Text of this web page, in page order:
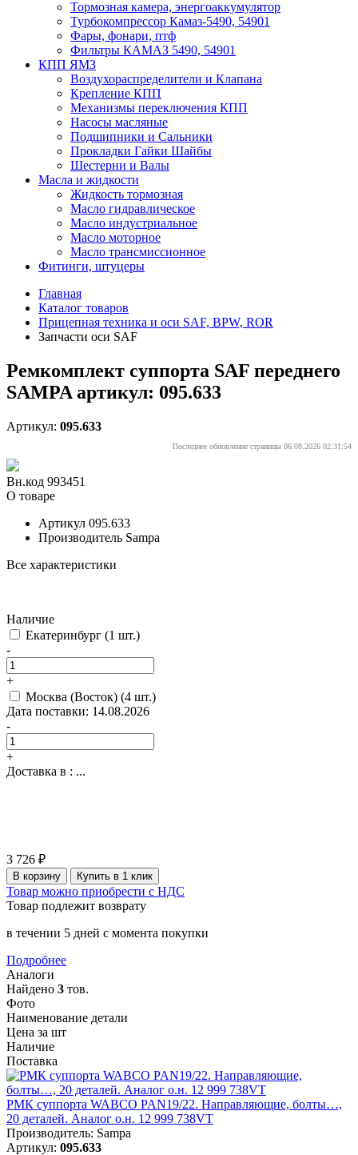
Тормозная камера, энергоаккумулятор
Турбокомпрессор Камаз-5490, 54901
Фары, фонари, птф
Фильтры КАМАЗ 5490, 54901
КПП ЯМЗ
Воздухораспределители и Клапана
Крепление КПП
Механизмы переключения КПП
Насосы масляные
Подшипники и Сальники
Прокладки Гайки Шайбы
Шестерни и Валы
Масла и жидкости
Жидкость тормозная
Масло гидравлическое
Масло индустриальное
Масло моторное
Масло трансмиссионное
Фитинги, штуцеры
Главная
Каталог товаров
Прицепная техника и оси SAF, BPW, ROR
Запчасти оси SAF
Ремкомплект суппорта SAF переднего
SAMPA артикул: 095.633
Артикул: 095.633
Последнее обновление страницы 06.08.2026 02:31:54
Вн.код 993451
О товаре
Артикул 095.633
Производитель Sampa
Все характеристики
Наличие
Екатеринбург (1 шт.)
-
+
Москва (Восток) (4 шт.)
Дата поставки: 14.08.2026
-
+
Доставка в : ...
3 726 ₽
В корзину Купить в 1 клик
Товар можно приобрести с НДС
Товар подлежит возврату
в течении 5 дней с момента покупки
Подробнее
Аналоги
Найдено 3 тов.
Фото
Наименование детали
Цена за шт
Наличие
Поставка
РМК суппорта WABCO PAN19/22. Направляющие, болты…,
20 деталей. Аналог о.н. 12 999 738VT
Производитель: Sampa
Артикул: 095.633